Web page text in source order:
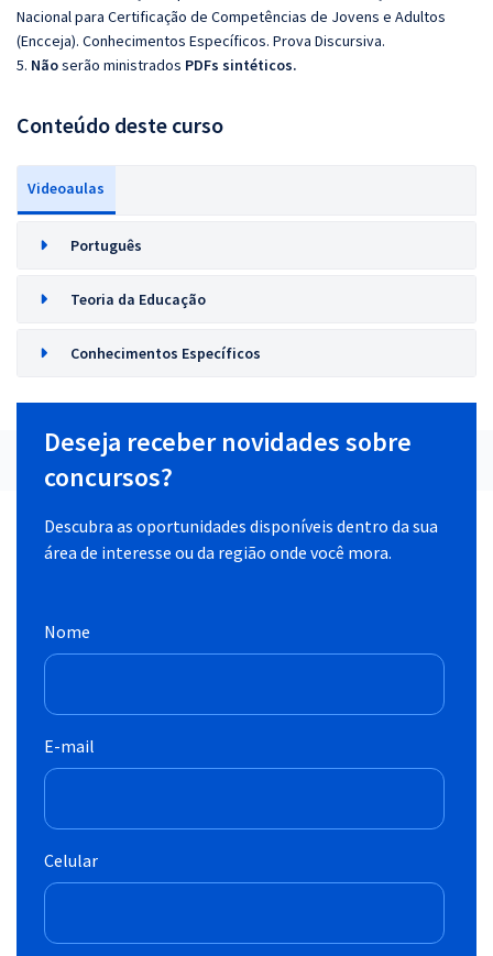
Nacional para Certificação de Competências de Jovens e Adultos
(Encceja). Conhecimentos Específicos. Prova Discursiva.
5. Nãoserão ministrados PDFs sintéticos.
Conteúdo deste curso
Videoaulas
Português
Teoria da Educação
Conhecimentos Específicos
Deseja receber novidades sobre
concursos?
Descubra as oportunidades disponíveis dentro da sua
área de interesse ou da região onde você mora.
Nome
E-mail
Celular